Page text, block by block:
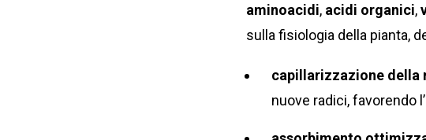
aminoacidi, acidi organici,
sulla fisiologia della pianta,
capillarizzazione della
nuove radici, favorendo